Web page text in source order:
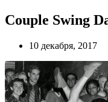
Couple Swing
10 декабря, 2017